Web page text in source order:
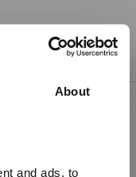
About
and ads, to